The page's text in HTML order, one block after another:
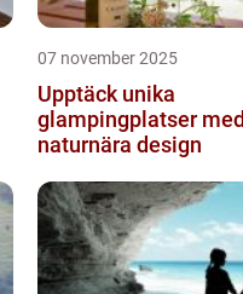
07 november 2025
Upptäck unika
glampingplatser med
naturnära design